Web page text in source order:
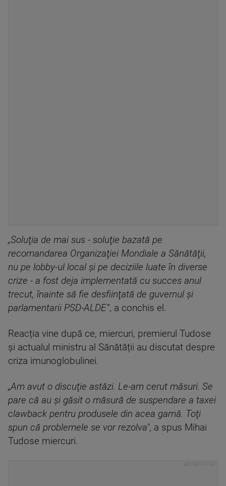
„Soluţia de mai sus - soluţie bazată pe
recomandarea Organizaţiei Mondiale a Sănătăţii,
nu pe lobby-ul local şi pe deciziile luate în diverse
crize - a fost deja implementată cu succes anul
trecut, înainte să fie desfiinţată de guvernul şi
parlamentarii PSD-ALDE”, a conchis el.
Reacția vine după ce, miercuri, premierul Tudose
și actualul ministru al Sănătății au discutat despre
criza imunoglobulinei.
„Am avut o discuţie astăzi. Le-am cerut măsuri. Se
pare că au şi găsit o măsură de suspendare a taxei
clawback pentru produsele din acea gamă. Toţi
spun că problemele se vor rezolva", a spus Mihai
Tudose miercuri.